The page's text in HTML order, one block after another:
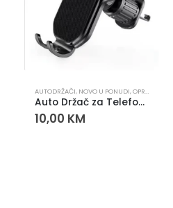
AUTODRŽAČI, NOVO U PONUDI,OPREMA ZA MOBITELE
Auto Držač za Telefon CZ-5742 – Univerzalni Držač za Ventilaciju
10,00 KM